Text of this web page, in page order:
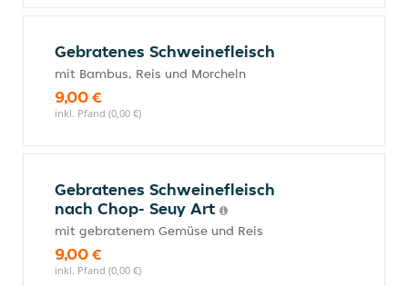
Gebratenes Schweinefleisch
mit Bambus, Reis und Morcheln
9,00 €
inkl. Pfand (0,00 €)
Gebratenes Schweinefleisch
nach Chop- Seuy Art
mit gebratenem Gemüse und Reis
9,00 €
inkl. Pfand (0,00 €)